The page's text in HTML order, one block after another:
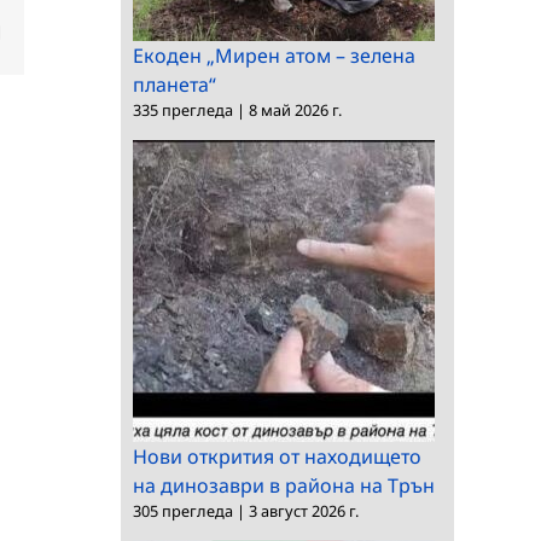
Електронна
Екоден „Мирен атом – зелена
планета“
335 прегледа | 8 май 2026 г.
Нови открития от находището
на динозаври в района на Трън
305 прегледа | 3 август 2026 г.